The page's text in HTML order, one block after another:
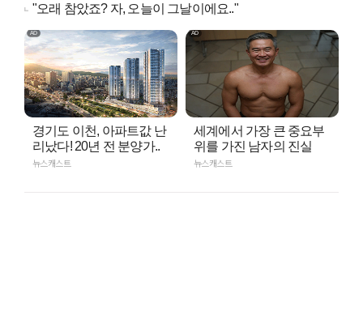
"오래 참았죠? 자, 오늘이 그날이에요.."
경기도 이천, 아파트값 난
리났다! 20년 전 분양가..
뉴스캐스트
세계에서 가장 큰 중요부
위를 가진 남자의 진실
뉴스캐스트